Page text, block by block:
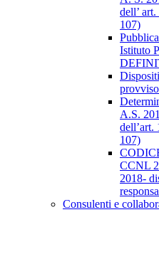
dell’
107)
Istituto
A.S.
dell’art.
107)
CCNL
2018-
Consulenti e